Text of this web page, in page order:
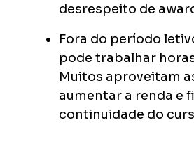
desrespeito de
Fora do período
pode trabalhar
Muitos aproveitam
aumentar a renda e
continuidade do